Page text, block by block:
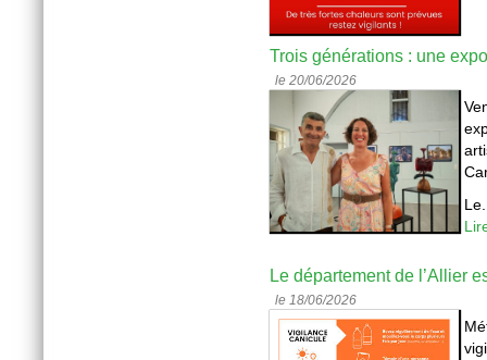
Trois générations : une
le 20/06/2026
Le département de l’Allier
le 18/06/2026